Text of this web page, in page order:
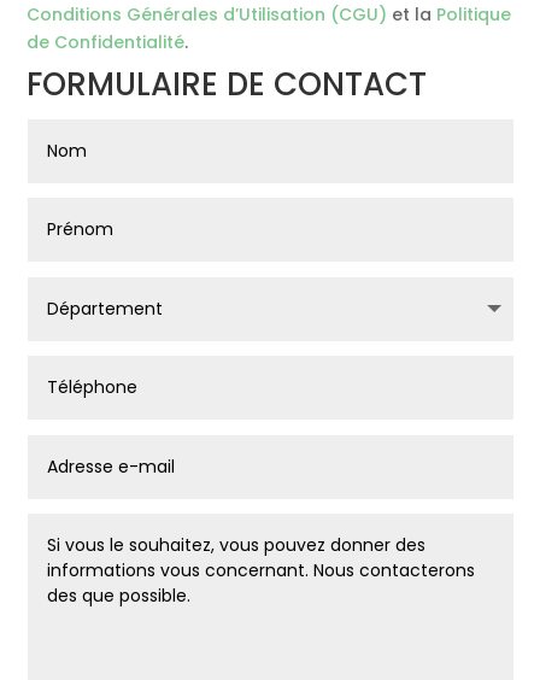
Conditions Générales d’Utilisation (CGU) et la Politique
de Confidentialité.
FORMULAIRE DE CONTACT